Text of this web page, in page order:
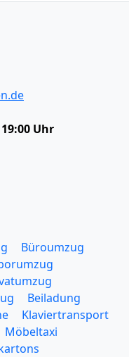
Uhr
Büroumzug
Beiladung
Klaviertransport
Möbeltaxi